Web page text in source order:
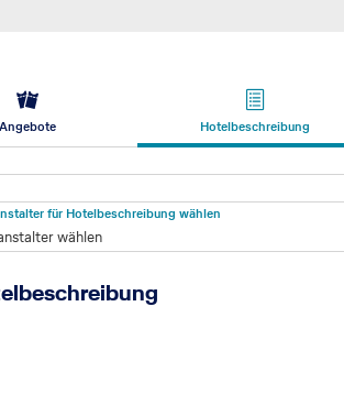
Angebote Hotelbeschreibung
für Hotelbeschreibung wählen
wählen